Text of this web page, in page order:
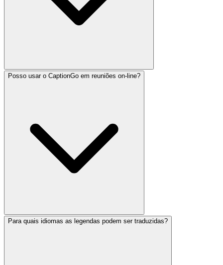
Posso usar o CaptionGo em reuniões on-line?
Para quais idiomas as legendas podem ser traduzidas?